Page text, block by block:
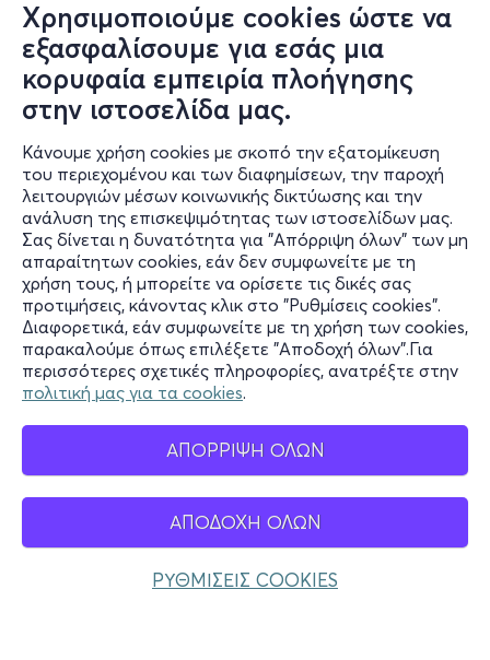
Χρησιμοποιούμε cookies ώστε να
εξασφαλίσουμε για εσάς μια
κορυφαία εμπειρία πλοήγησης
στην ιστοσελίδα μας.
Κάνουμε χρήση cookies με σκοπό την εξατομίκευση
του περιεχομένου και των διαφημίσεων, την παροχή
λειτουργιών μέσων κοινωνικής δικτύωσης και την
ανάλυση της επισκεψιμότητας των ιστοσελίδων μας.
Σας δίνεται η δυνατότητα για "Απόρριψη όλων" των μη
απαραίτητων cookies, εάν δεν συμφωνείτε με τη
χρήση τους, ή μπορείτε να ορίσετε τις δικές σας
προτιμήσεις, κάνοντας κλικ στο "Ρυθμίσεις cookies".
Διαφορετικά, εάν συμφωνείτε με τη χρήση των cookies,
παρακαλούμε όπως επιλέξετε "Αποδοχή όλων".Για
περισσότερες σχετικές πληροφορίες, ανατρέξτε στην
πολιτική μας για τα cookies.
ΑΠΟΡΡΙΨΗ ΟΛΩΝ
ΑΠΟΔΟΧΗ ΟΛΩΝ
ΡΥΘΜΙΣΕΙΣ COOKIES
Πληροφορίες
Υποστήριξη
Stay Connected
Mobile app